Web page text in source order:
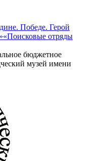
Победе. Герой
«Поисковые отряды
бюджетное
музей имени